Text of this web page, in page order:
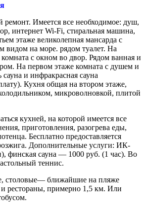
ремонт. Имеется все необходимое: душ,
интернет Wi-Fi, стиральная машина,
этаже великолепная мансарда с
видом на море. рядом туалет. На
с окном во двор. Рядом ванная и
На первом этаже комната с душем и
и инфракрасная сауна
Кухня общая на втором этаже,
микроволновкой, плитой
кухней, на которой имеется все
приготовления, разогрева еды,
Бесплатно предоставляется
Дополнительные услуги: ИК-
финская сауна — 1000 руб. (1 час). Во
теннис.
столовые— ближайшие на пляже
рестораны, примерно 1,5 км. Или